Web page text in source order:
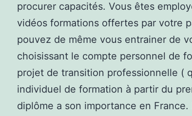
procurer capacités. Vous êtes
vidéos formations offertes par votre
pouvez de même vous entrainer de
choisissant le compte personnel de
projet de transition professionnelle (
individuel de formation à partir du
diplôme a son importance en